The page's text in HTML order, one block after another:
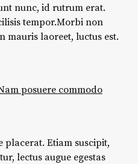
nunc, id rutrum erat.
tempor.Morbi non
mauris laoreet, luctus est.
posuere commodo
placerat. Etiam suscipit,
lectus augue egestas